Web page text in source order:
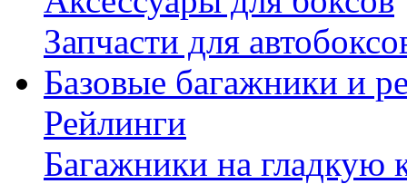
Запчасти для
Базовые багажники и
Рейлинги
Багажники на гладкую